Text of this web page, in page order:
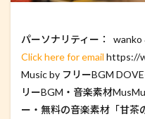
パーソナリティー： wanko
Click here for email https://
Music by フリーBGM
リーBGM・音楽素材
ー・無料の音楽素材「甘茶